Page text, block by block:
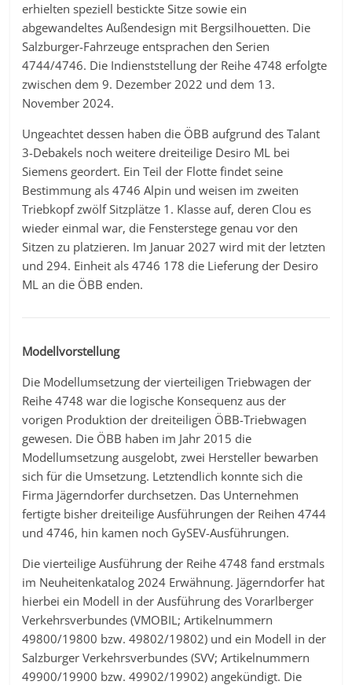
erhielten speziell bestickte Sitze sowie ein
abgewandeltes Außendesign mit Bergsilhouetten. Die
Salzburger-Fahrzeuge entsprachen den Serien
4744/4746. Die Indienststellung der Reihe 4748 erfolgte
zwischen dem 9. Dezember 2022 und dem 13.
November 2024.
Ungeachtet dessen haben die ÖBB aufgrund des Talant
3-Debakels noch weitere dreiteilige Desiro ML bei
Siemens geordert. Ein Teil der Flotte findet seine
Bestimmung als 4746 Alpin und weisen im zweiten
Triebkopf zwölf Sitzplätze 1. Klasse auf, deren Clou es
wieder einmal war, die Fensterstege genau vor den
Sitzen zu platzieren. Im Januar 2027 wird mit der letzten
und 294. Einheit als 4746 178 die Lieferung der Desiro
ML an die ÖBB enden.
Modellvorstellung
Die Modellumsetzung der vierteiligen Triebwagen der
Reihe 4748 war die logische Konsequenz aus der
vorigen Produktion der dreiteiligen ÖBB-Triebwagen
gewesen. Die ÖBB haben im Jahr 2015 die
Modellumsetzung ausgelobt, zwei Hersteller bewarben
sich für die Umsetzung. Letztendlich konnte sich die
Firma Jägerndorfer durchsetzen. Das Unternehmen
fertigte bisher dreiteilige Ausführungen der Reihen 4744
und 4746, hin kamen noch GySEV-Ausführungen.
Die vierteilige Ausführung der Reihe 4748 fand erstmals
im Neuheitenkatalog 2024 Erwähnung. Jägerndorfer hat
hierbei ein Modell in der Ausführung des Vorarlberger
Verkehrsverbundes (VMOBIL; Artikelnummern
49800/19800 bzw. 49802/19802) und ein Modell in der
Salzburger Verkehrsverbundes (SVV; Artikelnummern
49900/19900 bzw. 49902/19902) angekündigt. Die